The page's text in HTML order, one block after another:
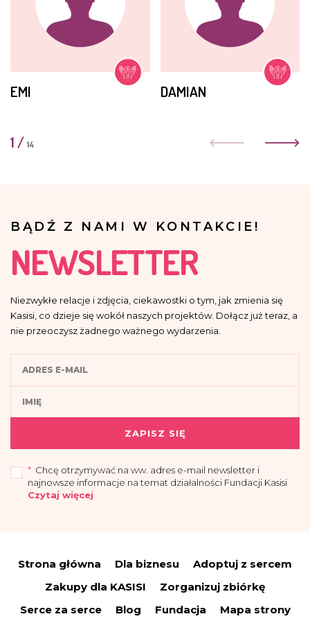
EMI DAMIAN
1 / 14
BĄDŹ Z NAMI W KONTAKCIE!
NEWSLETTER
Niezwykłe relacje i zdjęcia, ciekawostki o tym, jak zmienia się
Kasisi, co dzieje się wokół naszych projektów. Dołącz już teraz, a
nie przeoczysz żadnego ważnego wydarzenia.
ZAPISZ SIĘ
* Chcę otrzymywać na ww. adres e-mail newsletter i
najnowsze informacje na temat działalności Fundacji Kasisi
Czytaj więcej
Administrator wyznaczył Inspektora Danych Osobowych, z którym można się
Dane osobowe przetwarzane będą w celu:
a) wysyłki newslettera i informacji o działalności fundacji – co stanowi
Strona główna Dla biznesu
Adoptuj z sercem
Zakupy dla KASISI
Zorganizuj zbiórkę
Serce za serce
Blog Fundacja
Mapa strony